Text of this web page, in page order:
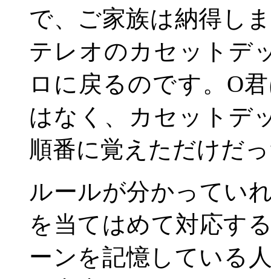
で、ご家族は納得し
テレオのカセットデ
ロに戻るのです。 O
はなく、カセットデ
順番に覚えただけだ
ルールが分かってい
を当てはめて対応す
ーンを記憶している